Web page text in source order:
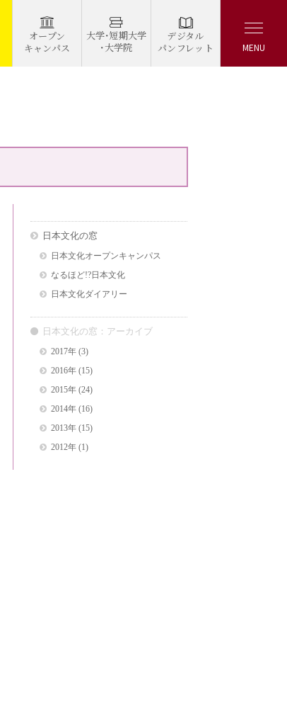
オープン
キャンパス
大学・短期大学
・大学院
デジタル
パンフレット
MENU
日本文化の窓
日本文化オープンキャンパス
なるほど!?日本文化
日本文化ダイアリー
日本文化の窓：アーカイブ
2017年(3)
2016年(15)
2015年(24)
2014年(16)
2013年(15)
2012年(1)